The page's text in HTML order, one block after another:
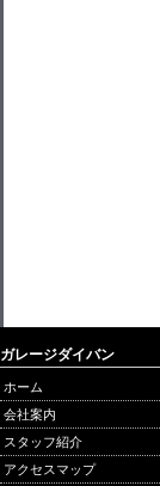
ガレージダイバン
ホーム
会社案内
スタッフ紹介
アクセスマップ